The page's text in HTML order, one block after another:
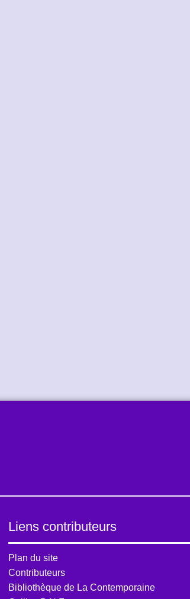
Liens contributeurs
Plan du site
Contributeurs
Bibliothèque de La Contemporaine